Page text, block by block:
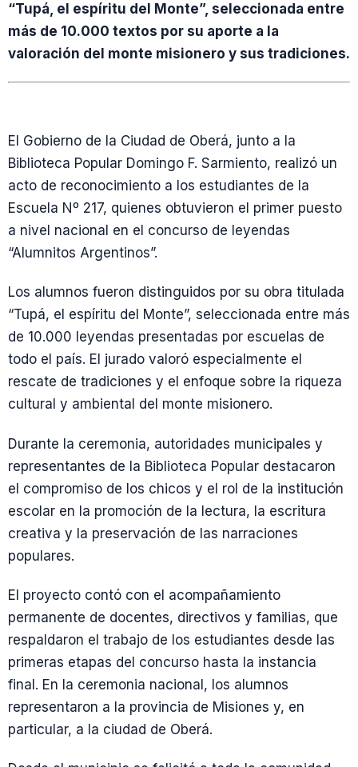
“Tupá, el espíritu del Monte”, seleccionada entre
más de 10.000 textos por su aporte a la
valoración del monte misionero y sus tradiciones.
El Gobierno de la Ciudad de Oberá, junto a la
Biblioteca Popular Domingo F. Sarmiento, realizó un
acto de reconocimiento a los estudiantes de la
Escuela Nº 217, quienes obtuvieron el primer puesto
a nivel nacional en el concurso de leyendas
“Alumnitos Argentinos”.
Los alumnos fueron distinguidos por su obra titulada
“Tupá, el espíritu del Monte”, seleccionada entre más
de 10.000 leyendas presentadas por escuelas de
todo el país. El jurado valoró especialmente el
rescate de tradiciones y el enfoque sobre la riqueza
cultural y ambiental del monte misionero.
Durante la ceremonia, autoridades municipales y
representantes de la Biblioteca Popular destacaron
el compromiso de los chicos y el rol de la institución
escolar en la promoción de la lectura, la escritura
creativa y la preservación de las narraciones
populares.
El proyecto contó con el acompañamiento
permanente de docentes, directivos y familias, que
respaldaron el trabajo de los estudiantes desde las
primeras etapas del concurso hasta la instancia
final. En la ceremonia nacional, los alumnos
representaron a la provincia de Misiones y, en
particular, a la ciudad de Oberá.